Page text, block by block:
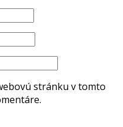
stránku v tomto